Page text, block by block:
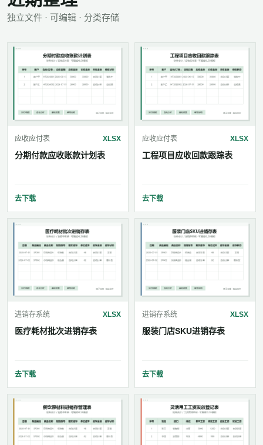
独立文件 · 可编辑 · 分类存储
应收应付表 XLSX
分期付款应收账款计划表
去下载
应收应付表 XLSX
工程项目应收回款跟踪表
去下载
进销存系统 XLSX
医疗耗材批次进销存表
去下载
进销存系统 XLSX
服装门店SKU进销存表
去下载